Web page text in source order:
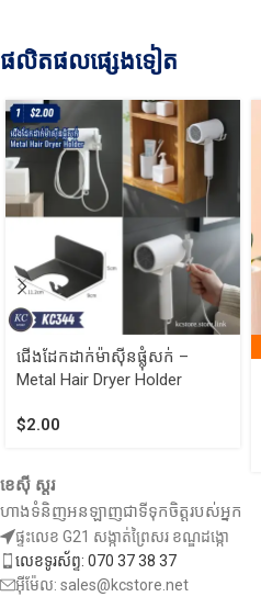
ផលិតផលផ្សេងទៀត
ជើងដែកដាក់ម៉ាស៊ីនផ្លុំសក់ –
Metal Hair Dryer Holder
$2.00
ខេស៊ី ស្តរ
ហាងទំនិញអនឡាញជាទីទុកចិត្តរបស់អ្នក
ផ្ទះលេខ G21 សង្កាត់ព្រៃសរ ខណ្ឌដង្កោ
លេខទូរស័ព្ទ: 070 37 38 37
អ៊ីម៉ែល: sales@kcstore.net